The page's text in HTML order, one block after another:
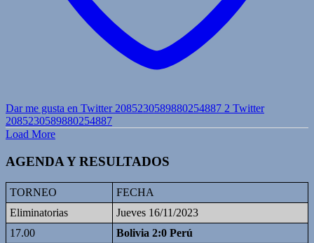
Dar me gusta en Twitter 2085230589880254887 2 Twitter
2085230589880254887
Load More
AGENDA Y RESULTADOS
TORNEO
FECHA
Eliminatorias
Jueves 16/11/2023
17.00
Bolivia 2:0 Perú